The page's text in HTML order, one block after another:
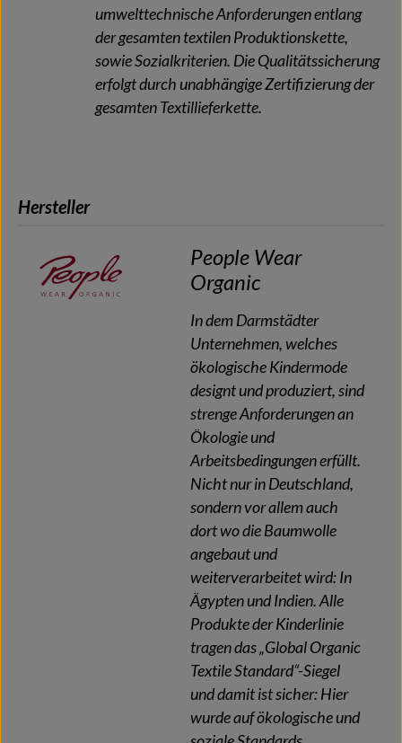
umwelttechnische Anforderungen entlang
der gesamten textilen Produktionskette,
sowie Sozialkriterien. Die Qualitätssicherung
erfolgt durch unabhängige Zertifizierung der
gesamten Textillieferkette.
Hersteller
People Wear
Organic
In dem Darmstädter
Unternehmen, welches
ökologische Kindermode
designt und produziert, sind
strenge Anforderungen an
Ökologie und
Arbeitsbedingungen erfüllt.
Nicht nur in Deutschland,
sondern vor allem auch
dort wo die Baumwolle
angebaut und
weiterverarbeitet wird: In
Ägypten und Indien. Alle
Produkte der Kinderlinie
tragen das „Global Organic
Textile Standard“-Siegel
und damit ist sicher: Hier
wurde auf ökologische und